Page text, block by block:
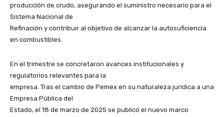
producción de crudo, asegurando el suministro necesario para el
Sistema Nacional de
Refinación y contribuir al objetivo de alcanzar la autosuficiencia
en combustibles.
En el trimestre se concretaron avances institucionales y
regulatorios relevantes para la
empresa. Tras el cambio de Pemex en su naturaleza jurídica a una
Empresa Pública del
Estado, el 18 de marzo de 2025 se publicó el nuevo marco